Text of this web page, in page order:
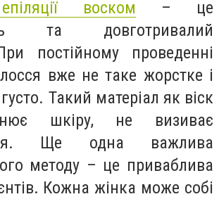
воском – це
та довготривалий
постійному проведенні
вже не таке жорстке і
Такий матеріал як віск
шкіру, не визиває
Ще одна важлива
методу – це приваблива
Кожна жінка може собі